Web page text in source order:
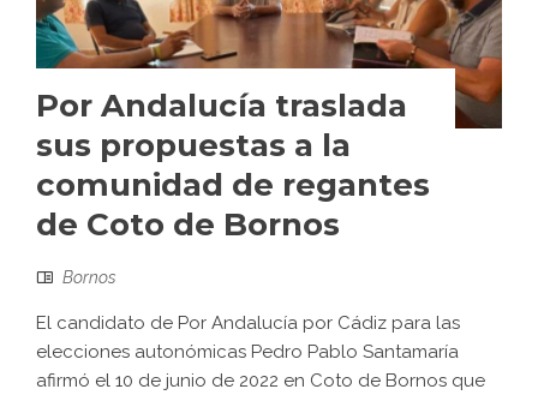
Por Andalucía traslada
sus propuestas a la
comunidad de regantes
de Coto de Bornos
Bornos
El candidato de Por Andalucía por Cádiz para las
elecciones autonómicas Pedro Pablo Santamaría
afirmó el 10 de junio de 2022 en Coto de Bornos que